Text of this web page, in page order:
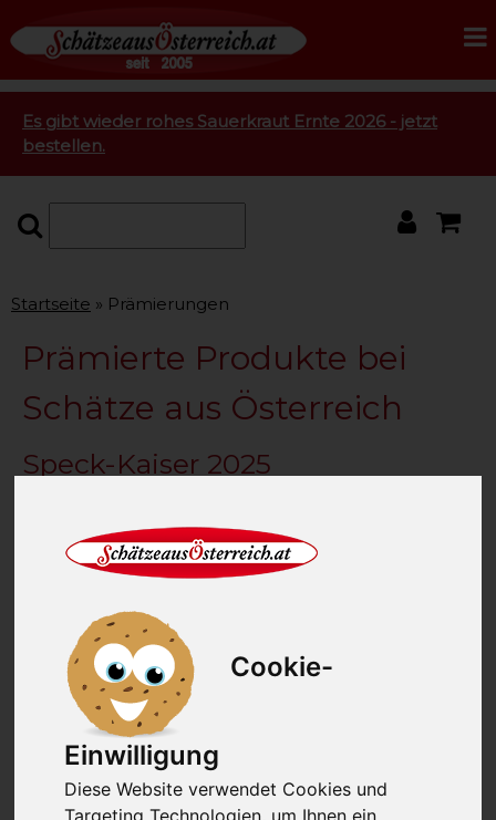
Cookie-
Einwilligung
Diese Website verwendet Cookies und
Es gibt wieder rohes Sauerkraut Ernte 2026 - jetzt
bestellen.
Startseite Prämierungen
Prämierte Produkte bei
Schätze aus Österreich
Speck-Kaiser 2025
Rohwürsten, Aufstrichen sowie Raritäten und
Spezialitäten aus bäuerlicher und gewerblicher
herausragende Qualität und Vielfalt der bäuerlichen
Erzeugnisse und unterstreichen die Bedeutung der
Direktvermarktung für die heimische Landwirtschaft.
Prämiert mit dem Speckkaiser 2025 und der
Prämierung in Gold und Silber